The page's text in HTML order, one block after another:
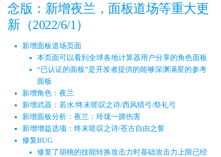
念版：新增夜兰，面板道场等重大更
新（2022/6/1）
新增面板道场页面
本页面可以看到全球各地计算器用户分享的角色面板
“已认证的面板”是开发者提供的能够深渊满星的参考
面板
新增角色：夜兰
新增武器：若水/终末嗟叹之诗/西风猎弓/祭礼弓
新增面板分析：夜兰：玲珑一掷伤害
新增增益选项：终末嗟叹之诗/苍古自由之誓
修复BUG
修复了胡桃的技能转换攻击力时基础攻击力上限已经